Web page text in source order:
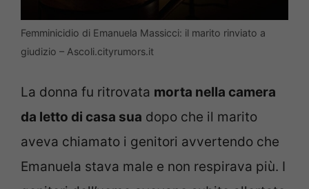
Femminicidio di Emanuela Massicci: il marito rinviato a
giudizio – Ascoli.cityrumors.it
La donna fu ritrovata morta nella camera
da letto di casa sua dopo che il marito
aveva chiamato i genitori avvertendo che
Emanuela stava male e non respirava più. I